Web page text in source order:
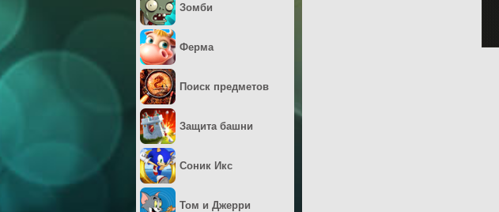
Зомби
Ферма
Поиск предметов
Защита башни
Соник Икс
Том и Джерри